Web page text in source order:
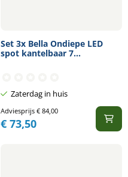
Set 3x Bella Ondiepe LED
spot kantelbaar 7...
Zaterdag in huis
Adviesprijs €84,00
€73,50